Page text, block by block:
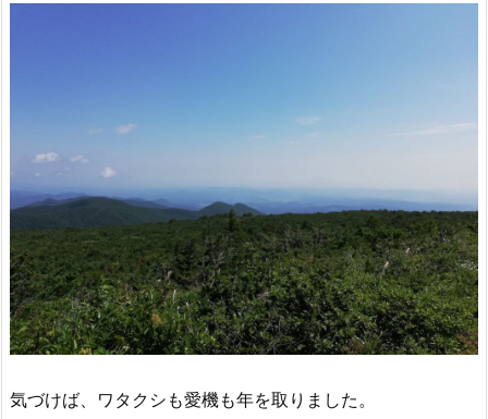
気づけば、ワタクシも愛機も年を取りました。